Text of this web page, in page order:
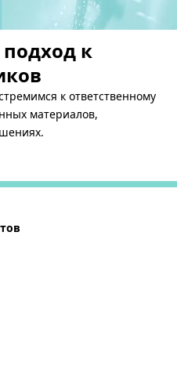
к
к ответственному
материалов,